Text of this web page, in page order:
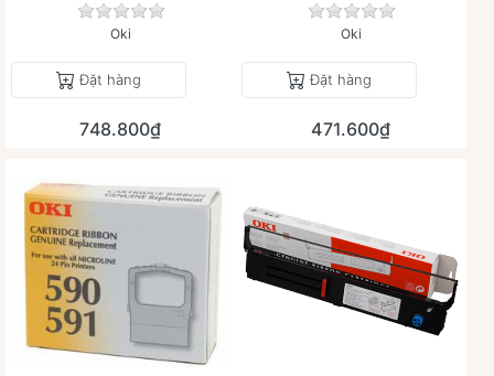
Chưa có đánh giá nào cho sản phẩm này.
Oki
Đặt hàng
748.800₫
Chưa có đánh giá
Oki
Đặt hàng
471.600₫